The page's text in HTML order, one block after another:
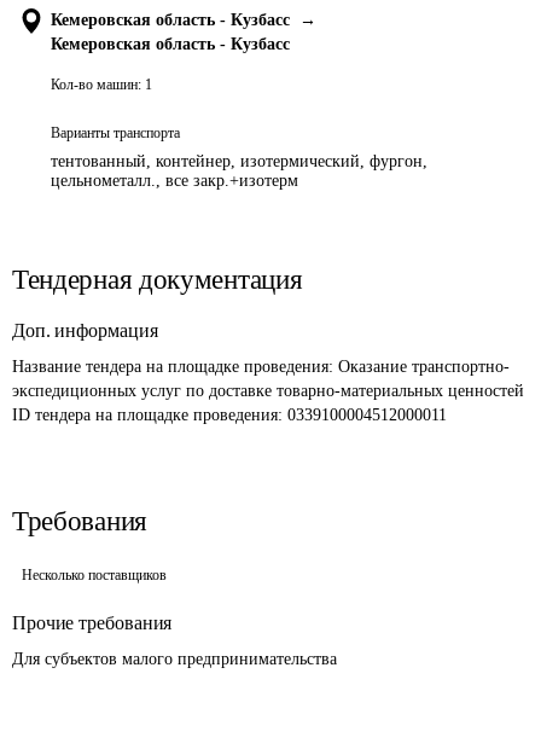
Кемеровская область - Кузбасс
→
Кемеровская область - Кузбасс
Кол-во машин: 1
Варианты транспорта
тентованный, контейнер, изотермический, фургон,
цельнометалл., все закр.+изотерм
Тендерная документация
Доп. информация
Название тендера на площадке проведения: Оказание транспортно-
экспедиционных услуг по доставке товарно-материальных ценностей
ID тендера на площадке проведения: 0339100004512000011
Требования
Несколько поставщиков
Прочие требования
Для субъектов малого предпринимательства